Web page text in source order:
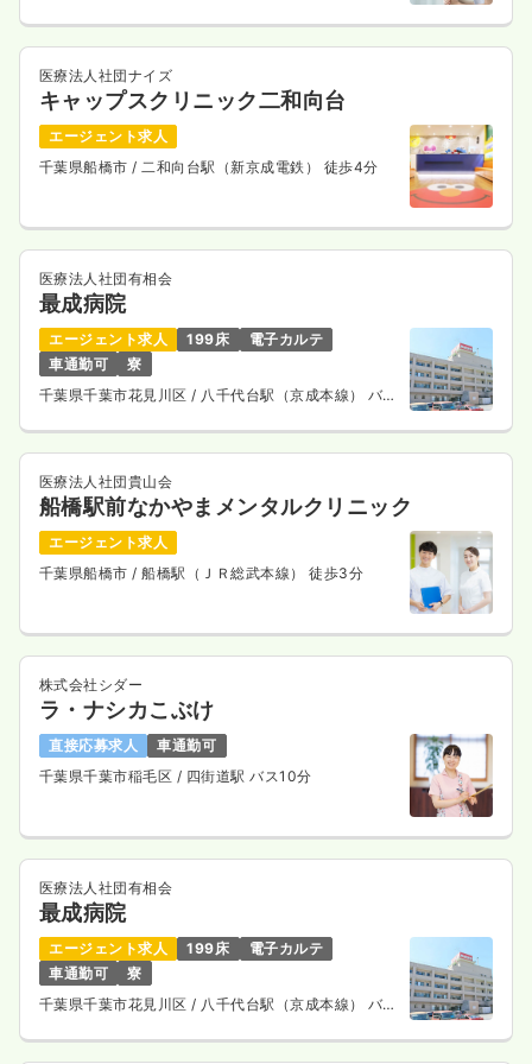
医療法人社団ナイズ
キャップスクリニック二和向台
エージェント求人
千葉県船橋市/ 二和向台駅（新京成電鉄） 徒歩4分
医療法人社団有相会
最成病院
エージェント求人 199床
電子カルテ
車通勤可
寮
千葉県千葉市花見川区 / 八千代台駅（京成本線） バス
医療法人社団貴山会
船橋駅前なかやまメンタルクリニック
エージェント求人
千葉県船橋市/ 船橋駅（ＪＲ総武本線） 徒歩3分
株式会社シダー
ラ・ナシカこぶけ
直接応募求人
車通勤可
千葉県千葉市稲毛区 / 四街道駅 バス10分
医療法人社団有相会
最成病院
エージェント求人 199床
電子カルテ
車通勤可
寮
千葉県千葉市花見川区 / 八千代台駅（京成本線） バス